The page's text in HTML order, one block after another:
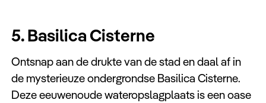
5. Basilica Cisterne
Ontsnap aan de drukte van de stad en daal af in
de mysterieuze ondergrondse Basilica Cisterne.
Deze eeuwenoude wateropslagplaats is een oase